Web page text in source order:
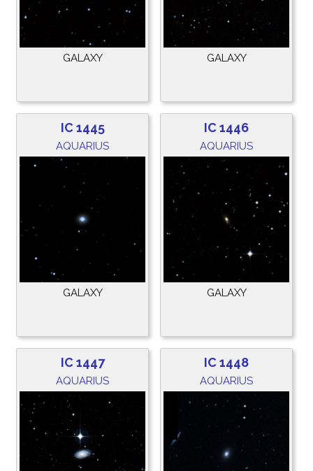
GALAXY GALAXY
IC 1445
AQUARIUS
GALAXY
IC 1446
AQUARIUS
GALAXY
IC 1447
AQUARIUS
IC 1448
AQUARIUS